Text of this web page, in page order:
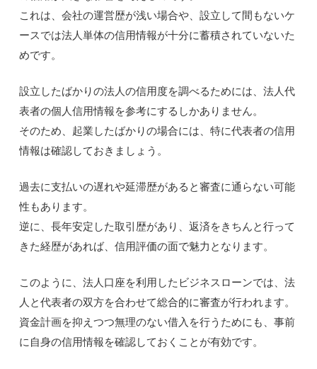
これは、会社の運営歴が浅い場合や、設立して間もないケ
ースでは法人単体の信用情報が十分に蓄積されていないた
めです。
設立したばかりの法人の信用度を調べるためには、法人代
表者の個人信用情報を参考にするしかありません。
そのため、起業したばかりの場合には、特に代表者の信用
情報は確認しておきましょう。
過去に支払いの遅れや延滞歴があると審査に通らない可能
性もあります。
逆に、長年安定した取引歴があり、返済をきちんと行って
きた経歴があれば、信用評価の面で魅力となります。
このように、法人口座を利用したビジネスローンでは、法
人と代表者の双方を合わせて総合的に審査が行われます。
資金計画を抑えつつ無理のない借入を行うためにも、事前
に自身の信用情報を確認しておくことが有効です。